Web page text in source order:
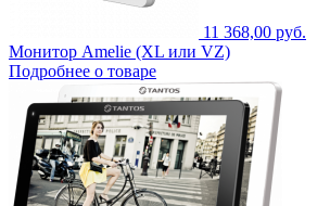
11 368,00 руб.
Монитор Amelie (XL или VZ)
Подробнее о товаре